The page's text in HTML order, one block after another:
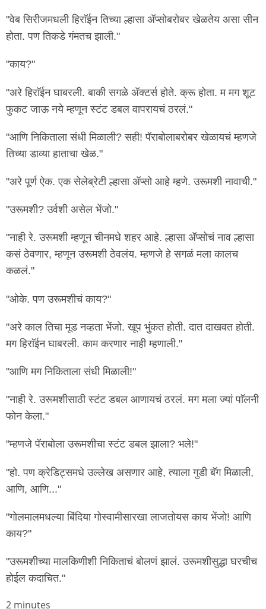
"वेब सिरीजमधली हिराॅईन तिच्या ल्हासा ॲप्सोबरोबर खेळतेय असा सीन
होता. पण तिकडे गंमतच झाली."
"काय?"
"अरे हिराॅईन घाबरली. बाकी सगळे ॲक्टर्स होते. क्रू होता. म मग शूट
फुकट जाऊ नये म्हणून स्टंट डबल वापरायचं ठरलं."
"आणि निकिताला संधी मिळाली? सही! पॅराबोलाबरोबर खेळायचं म्हणजे
तिच्या डाव्या हाताचा खेळ."
"अरे पूर्ण ऐक. एक सेलेब्रेटी ल्हासा ॲप्सो आहे म्हणे. उरूमशी नावाची."
"उरूमशी? उर्वशी असेल भेंजो."
"नाही रे. उरूमशी म्हणून चीनमधे शहर आहे. ल्हासा ॲप्सोचं नाव ल्हासा
कसं ठेवणार, म्हणून उरूमशी ठेवलंय. म्हणजे हे सगळं मला कालच
कळलं."
"ओके. पण उरूमशीचं काय?"
"अरे काल तिचा मूड नव्हता भेंजो. खूप भुंकत होती. दात दाखवत होती.
मग हिराॅईन घाबरली. काम करणार नाही म्हणाली."
"आणि मग निकिताला संधी मिळाली!"
"नाही रे. उरूमशीसाठी स्टंट डबल आणायचं ठरलं. मग मला ज्यां पाॅलनी
फोन केला."
"म्हणजे पॅराबोला उरूमशीचा स्टंट डबल झाला? भले!"
"हो. पण क्रेडिट्समधे उल्लेख असणार आहे, त्याला गुडी बॅग मिळाली,
आणि, आणि..."
"गोलमालमधल्या बिंदिया गोस्वामीसारखा लाजतोयस काय भेंजो! आणि
काय?"
"उरूमशीच्या मालकिणीशी निकिताचं बोलणं झालं. उरूमशीसुद्धा घरचीच
होईल कदाचित."
Node
2 minutes